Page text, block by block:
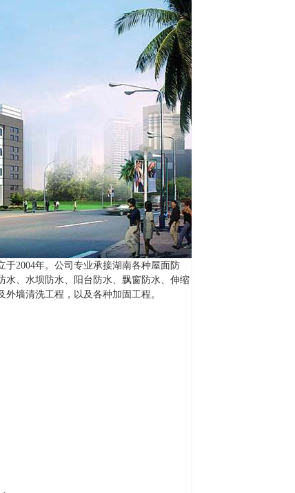
2004年。公司专业承接湖南各种屋面防
水、水坝防水、阳台防水、飘窗防水、伸缩
墙清洗工程，以及各种加固工程。